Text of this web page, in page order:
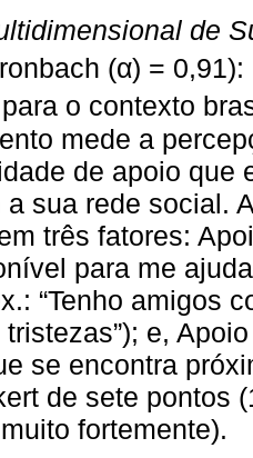
de
(α) =
o contexto
mede a
de apoio que
a sua rede social.
três fatores:
para me
“Tenho amigos
e,
se encontra
de sete pontos
fortemente).